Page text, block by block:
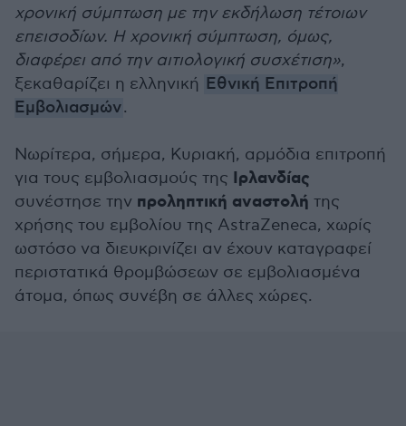
χρονική σύμπτωση με την εκδήλωση τέτοιων
επεισοδίων. Η χρονική σύμπτωση, όμως,
διαφέρει από την αιτιολογική συσχέτιση»,
ξεκαθαρίζει η ελληνική Εθνική Επιτροπή
Εμβολιασμών.
Νωρίτερα, σήμερα, Κυριακή, αρμόδια επιτροπή
για τους εμβολιασμούς της Ιρλανδίας
συνέστησε την προληπτική αναστολή της
χρήσης του εμβολίου της AstraZeneca, χωρίς
ωστόσο να διευκρινίζει αν έχουν καταγραφεί
περιστατικά θρομβώσεων σε εμβολιασμένα
άτομα, όπως συνέβη σε άλλες χώρες.